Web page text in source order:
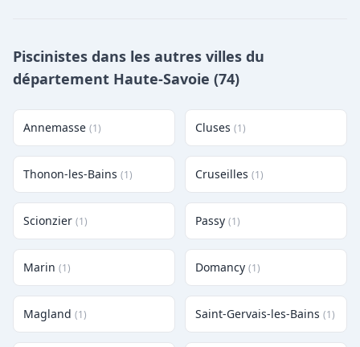
Piscinistes dans les autres villes du
département Haute-Savoie (74)
Annemasse (1) Cluses (1)
Thonon-les-Bains (1) Cruseilles (1)
Scionzier (1) Passy (1)
Marin (1) Domancy (1)
Magland (1) Saint-Gervais-les-Bains (1)